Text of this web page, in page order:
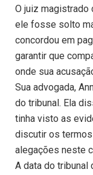
O juiz magistrado
ele fosse solto
concordou em
garantir que
onde sua
Sua advogada,
do tribunal. Ela
tinha visto as
discutir os
alegações neste
A data do tribunal